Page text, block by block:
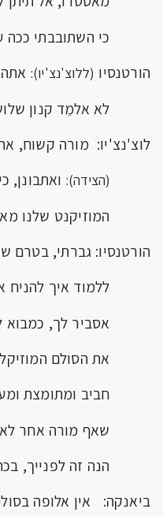
כי השתובבתי ככה
הורטנסיו (ללוצ'נצ'יו):
לא אלמֵד קנון
לוצ'נצ'יו: מורה קשוח,
(הצידה): ואתבונן,
המוזיקנט שלנו
הורטנסיו: גברתי, בטרם
ללמוד איך להניח
אסביר לך, כמבוא
את הסולם
חביב ומתומצת
שאף מורה אחר לא
הנה זה לפנייך,
ביאנקה: אין אלופה